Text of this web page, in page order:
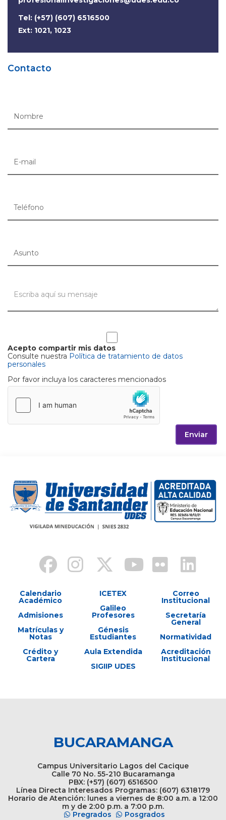
Tel: (+57) (607) 6516500
Ext: 1021, 1023
Contacto
Acepto compartir mis datos
Consulte nuestra Política de tratamiento de datos
personales
Por favor incluya los caracteres mencionados
Enviar
Calendario
Académico
Admisiones
Matrículas y
Notas
Crédito y
Cartera
ICETEX
Galileo
Profesores
Génesis
Estudiantes
Aula Extendida
SIGIIP UDES
Correo
Institucional
Secretaría
General
Normatividad
Acreditación
Institucional
BUCARAMANGA
Campus Universitario Lagos del Cacique
Calle 70 No. 55-210 Bucaramanga
PBX: (+57) (607) 6516500
Línea Directa Interesados Programas: (607) 6318179
Horario de Atención: lunes a viernes de 8:00 a.m. a 12:00
m y de 2:00 p.m. a 7:00 p.m.
Pregrados
Posgrados